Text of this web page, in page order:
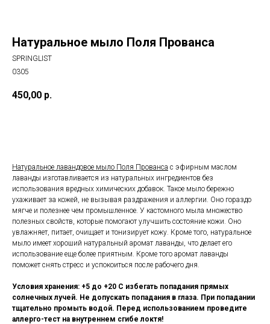
Натуральное мыло Поля Прованса
SPRINGLIST
0305
450,00 р.
Натуральное лавандовое мыло Поля Прованса с эфирным маслом
лаванды изготавливается из натуральных ингредиентов без
использования вредных химических добавок. Такое мыло бережно
ухаживает за кожей, не вызывая раздражения и аллергии. Оно гораздо
мягче и полезнее чем промышленное. У кастомного мыла множество
полезных свойств, которые помогают улучшить состояние кожи. Оно
увлажняет, питает, очищает и тонизирует кожу. Кроме того, натуральное
мыло имеет хороший натуральный аромат лаванды, что делает его
использование еще более приятным. Кроме того аромат лаванды
поможет снять стресс и успокоиться после рабочего дня.
Условия хранения: +5 до +20 С избегать попадания прямых
солнечных лучей. Не допускать попадания в глаза. При попадании
тщательно промыть водой. Перед использованием проведите
аллерго-тест на внутреннем сгибе локтя!